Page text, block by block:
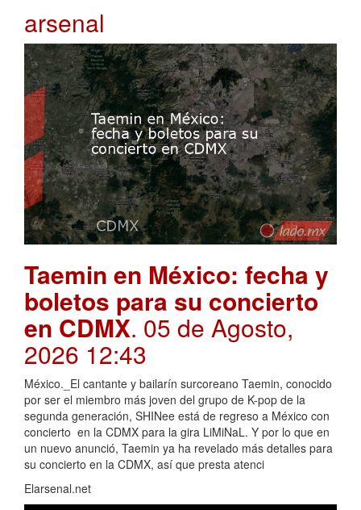
arsenal
Taemin en México: fecha y
boletos para su concierto
en CDMX. 05 de Agosto,
2026 12:43
México._El cantante y bailarín surcoreano Taemin, conocido
por ser el miembro más joven del grupo de K-pop de la
segunda generación, SHINee está de regreso a México con
concierto en la CDMX para la gira LiMiNaL. Y por lo que en
un nuevo anunció, Taemin ya ha revelado más detalles para
su concierto en la CDMX, así que presta atenci
Elarsenal.net